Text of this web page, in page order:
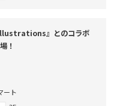
』とのコラボ
！
ート